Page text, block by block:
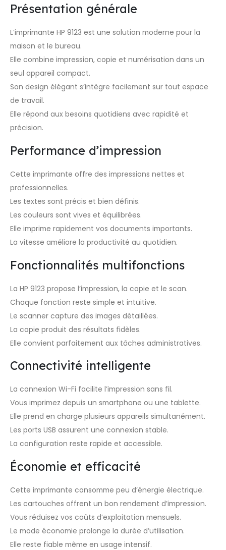
Présentation générale
L’imprimante HP 9123 est une solution moderne pour la
maison et le bureau.
Elle combine impression, copie et numérisation dans un
seul appareil compact.
Son design élégant s’intègre facilement sur tout espace
de travail.
Elle répond aux besoins quotidiens avec rapidité et
précision.
Performance d’impression
Cette imprimante offre des impressions nettes et
professionnelles.
Les textes sont précis et bien définis.
Les couleurs sont vives et équilibrées.
Elle imprime rapidement vos documents importants.
La vitesse améliore la productivité au quotidien.
Fonctionnalités multifonctions
La HP 9123 propose l’impression, la copie et le scan.
Chaque fonction reste simple et intuitive.
Le scanner capture des images détaillées.
La copie produit des résultats fidèles.
Elle convient parfaitement aux tâches administratives.
Connectivité intelligente
La connexion Wi-Fi facilite l’impression sans fil.
Vous imprimez depuis un smartphone ou une tablette.
Elle prend en charge plusieurs appareils simultanément.
Les ports USB assurent une connexion stable.
La configuration reste rapide et accessible.
Économie et efficacité
Cette imprimante consomme peu d’énergie électrique.
Les cartouches offrent un bon rendement d’impression.
Vous réduisez vos coûts d’exploitation mensuels.
Le mode économie prolonge la durée d’utilisation.
Elle reste fiable même en usage intensif.